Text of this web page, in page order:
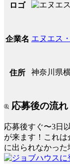
ロゴ
企業名 エヌエス
住所 神奈川県
応募後の流れ
応募後すぐ〜3日
が来ます！これ
に出られなかった